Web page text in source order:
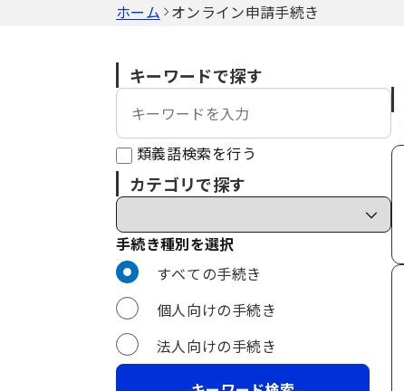
ホーム オンライン申請手続き
キーワードで探す
類義語検索を行う
カテゴリで探す
手続き種別を選択
利用者選択すべての手続き
個人向けの手続き
法人向けの手続き